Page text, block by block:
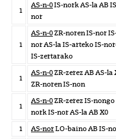
1
AS-n-0IS-nork AS-la AB
nor
1
AS-n-0ZR-noren IS-nor
nor AS-la IS-arteko IS-
IS-zertarako
1
AS-n-0ZR-zerez AB AS-la
ZR-noren IS-non
1
AS-n-0ZR-zerez IS-nongo
nork IS-nor AS-la AB X0
1
AS-norLO-baino AB IS-